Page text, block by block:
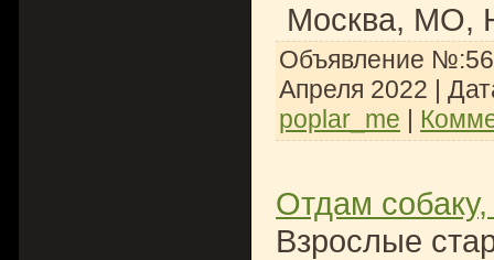
Москва, МО,
Объявление
Апреля 2022 |
poplar_me |
Отдам
Взрослые